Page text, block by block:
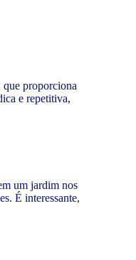
que proporciona
e repetitiva,
um jardim nos
É interessante,